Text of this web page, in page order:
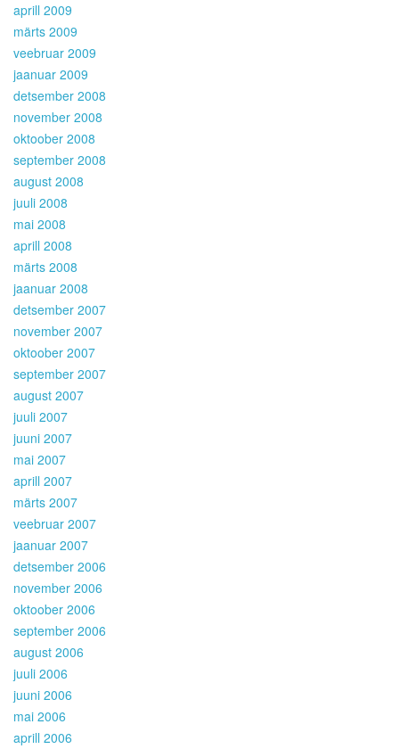
aprill 2009
märts 2009
veebruar 2009
jaanuar 2009
detsember 2008
november 2008
oktoober 2008
september 2008
august 2008
juuli 2008
mai 2008
aprill 2008
märts 2008
jaanuar 2008
detsember 2007
november 2007
oktoober 2007
september 2007
august 2007
juuli 2007
juuni 2007
mai 2007
aprill 2007
märts 2007
veebruar 2007
jaanuar 2007
detsember 2006
november 2006
oktoober 2006
september 2006
august 2006
juuli 2006
juuni 2006
mai 2006
aprill 2006